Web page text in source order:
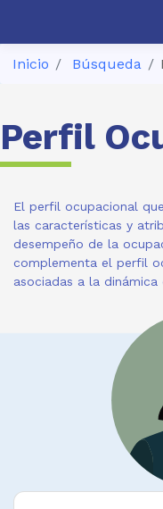
Inicio Búsqueda
Perfil
El perfil ocupacional
las características y
desempeño de la
complementa el perfil
asociadas a la